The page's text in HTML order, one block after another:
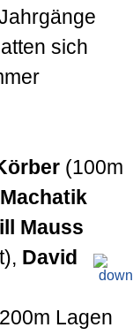
sich
(100m
Mauss
David
Lagen